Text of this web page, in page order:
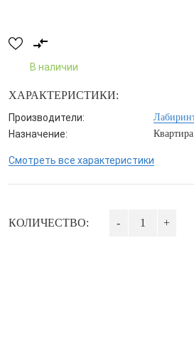
В наличии
ХАРАКТЕРИСТИКИ:
Производители:
Назначение: Квартира
Смотреть все характеристики
КОЛИЧЕСТВО: - +